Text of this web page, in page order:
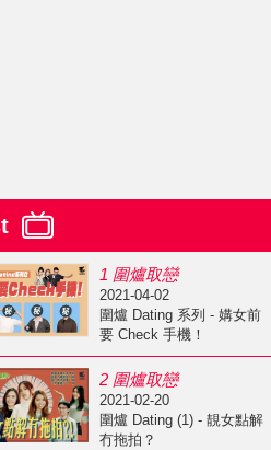
1 圍爐取戀
2021-04-02
圍爐 Dating 系列 - 媾女前
要 Check 手機！
2 圍爐取戀
2021-02-20
圍爐 Dating (1) - 靚女點解
冇拖拍？